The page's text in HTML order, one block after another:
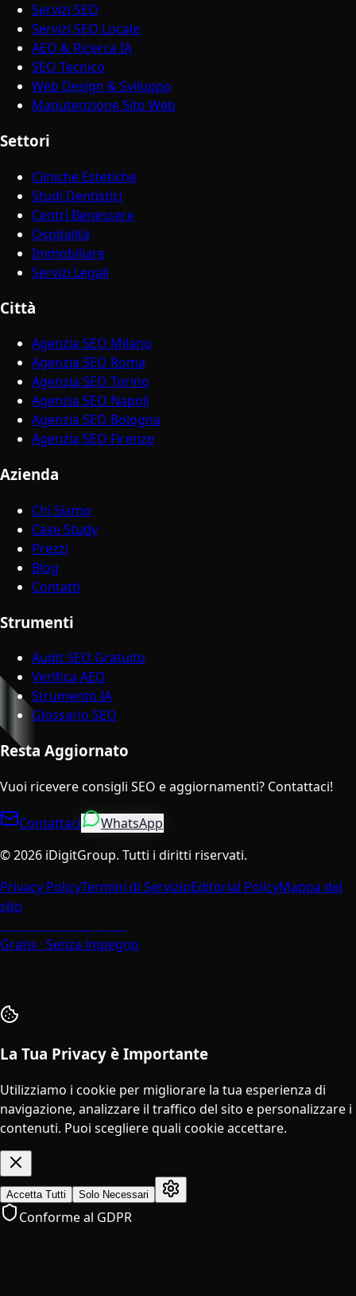
Servizi SEO
Servizi SEO Locale
AEO & Ricerca IA
SEO Tecnico
Web Design & Sviluppo
Manutenzione Sito Web
Settori
Cliniche Estetiche
Studi Dentistici
Centri Benessere
Ospitalità
Immobiliare
Servizi Legali
Città
Agenzia SEO Milano
Agenzia SEO Roma
Agenzia SEO Torino
Agenzia SEO Napoli
Agenzia SEO Bologna
Agenzia SEO Firenze
Azienda
Chi Siamo
Case Study
Prezzi
Blog
Contatti
Strumenti
Audit SEO Gratuito
Verifica AEO
Strumento IA
Glossario SEO
Resta Aggiornato
Vuoi ricevere consigli SEO e aggiornamenti? Contattaci!
Contattaci
WhatsApp
©2026 iDigitGroup. Tutti i diritti riservati.
Privacy PolicyTermini di ServizioEditorial PolicyMappa del
sito
Gratis · Senza impegno
La Tua Privacy è Importante
Utilizziamo i cookie per migliorare la tua esperienza di
navigazione, analizzare il traffico del sito e personalizzare i
contenuti. Puoi scegliere quali cookie accettare.
Accetta Tutti Solo Necessari
Conforme al GDPR